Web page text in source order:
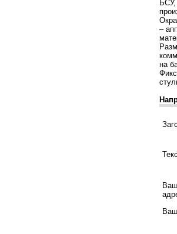
БСУ,
–
на
Ваш